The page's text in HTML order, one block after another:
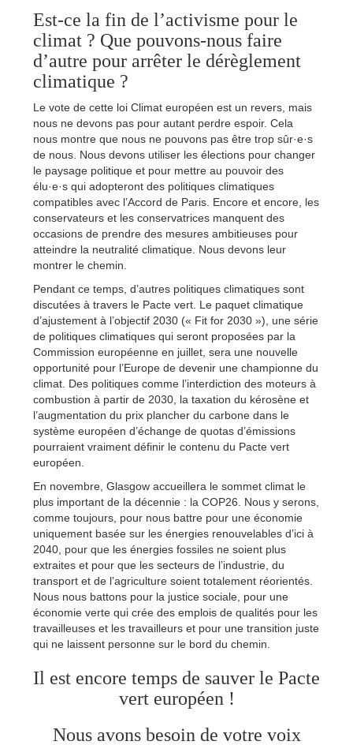
Est-ce la fin de l’activisme pour le
climat ? Que pouvons-nous faire
d’autre pour arrêter le dérèglement
climatique ?
Le vote de cette loi Climat européen est un revers, mais
nous ne devons pas pour autant perdre espoir. Cela
nous montre que nous ne pouvons pas être trop sûr·e·s
de nous. Nous devons utiliser les élections pour changer
le paysage politique et pour mettre au pouvoir des
élu·e·s qui adopteront des politiques climatiques
compatibles avec l’Accord de Paris. Encore et encore, les
conservateurs et les conservatrices manquent des
occasions de prendre des mesures ambitieuses pour
atteindre la neutralité climatique. Nous devons leur
montrer le chemin.
Pendant ce temps, d’autres politiques climatiques sont
discutées à travers le Pacte vert. Le paquet climatique
d’ajustement à l’objectif 2030 (« Fit for 2030 »), une série
de politiques climatiques qui seront proposées par la
Commission européenne en juillet, sera une nouvelle
opportunité pour l’Europe de devenir une championne du
climat. Des politiques comme l’interdiction des moteurs à
combustion à partir de 2030, la taxation du kérosène et
l’augmentation du prix plancher du carbone dans le
système européen d’échange de quotas d’émissions
pourraient vraiment définir le contenu du Pacte vert
européen.
En novembre, Glasgow accueillera le sommet climat le
plus important de la décennie : la COP26. Nous y serons,
comme toujours, pour nous battre pour une économie
uniquement basée sur les énergies renouvelables d’ici à
2040, pour que les énergies fossiles ne soient plus
extraites et pour que les secteurs de l’industrie, du
transport et de l’agriculture soient totalement réorientés.
Nous nous battons pour la justice sociale, pour une
économie verte qui crée des emplois de qualités pour les
travailleuses et les travailleurs et pour une transition juste
qui ne laissent personne sur le bord du chemin.
Il est encore temps de sauver le Pacte
vert européen !
Nous avons besoin de votre voix